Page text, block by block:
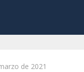
de 2021